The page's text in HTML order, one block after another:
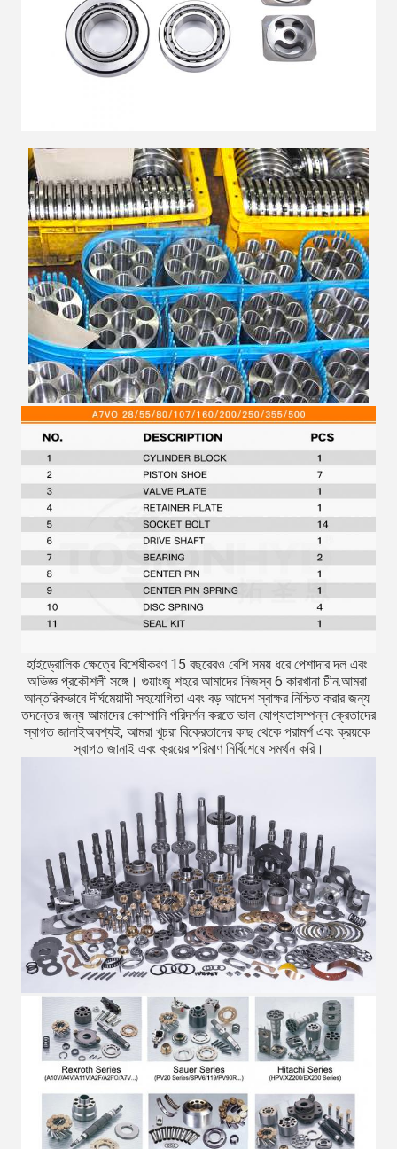
হাইড্রোলিক ক্ষেত্রে বিশেষীকরণ 15 বছরেরও বেশি সময় ধরে পেশাদার দল এবং
অভিজ্ঞ প্রকৌশলী সঙ্গে। গুয়াংজু শহরে আমাদের নিজস্ব 6 কারখানা চীন.আমরা
আন্তরিকভাবে দীর্ঘমেয়াদী সহযোগিতা এবং বড় আদেশ স্বাক্ষর নিশ্চিত করার জন্য
তদন্তের জন্য আমাদের কোম্পানি পরিদর্শন করতে ভাল যোগ্যতাসম্পন্ন ক্রেতাদের
স্বাগত জানাইঅবশ্যই, আমরা খুচরা বিক্রেতাদের কাছ থেকে পরামর্শ এবং ক্রয়কে
স্বাগত জানাই এবং ক্রয়ের পরিমাণ নির্বিশেষে সমর্থন করি।